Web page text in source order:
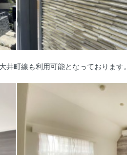
井町線も利用可能となっております。